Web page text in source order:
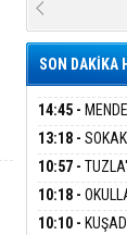
Karanlık
Şiddetin
Şiyar
Ben Bu
Hasan Ali
Bir Satırın
SON DAKİKA
14:45 -
ADLİYEYE
13:18 -
10:57 -
YAĞ TOPLANDI
10:18 -
BİN
10:10 -